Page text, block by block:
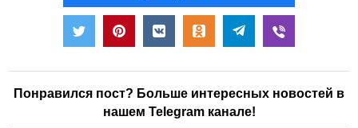
Понравился пост? Больше интересных новостей в
нашем Telegram канале!